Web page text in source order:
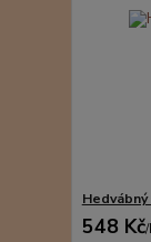
548 Kč/